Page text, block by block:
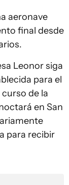
aeronave
final desde
Leonor siga
para el
de la
en San
para recibir